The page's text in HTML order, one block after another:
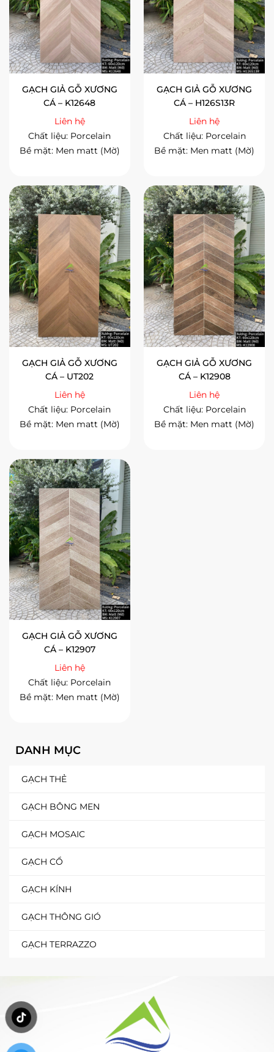
DANH MỤC
GẠCH THẺ
GẠCH BÔNG MEN
GẠCH MOSAIC
GẠCH CỔ
GẠCH KÍNH
GẠCH THÔNG GIÓ
GẠCH TERRAZZO
GẠCH GIẢ GỖ XƯƠNG
CÁ – K12648
Liên hệ
Chất liệu: Porcelain
Bề mặt: Men matt (Mờ)
GẠCH GIẢ GỖ XƯƠNG
CÁ – H126S13R
Liên hệ
Chất liệu: Porcelain
Bề mặt: Men matt (Mờ)
GẠCH GIẢ GỖ XƯƠNG
CÁ – UT202
Liên hệ
Chất liệu: Porcelain
Bề mặt: Men matt (Mờ)
GẠCH GIẢ GỖ XƯƠNG
CÁ – K12908
Liên hệ
Chất liệu: Porcelain
Bề mặt: Men matt (Mờ)
GẠCH GIẢ GỖ XƯƠNG
CÁ – K12907
Liên hệ
Chất liệu: Porcelain
Bề mặt: Men matt (Mờ)